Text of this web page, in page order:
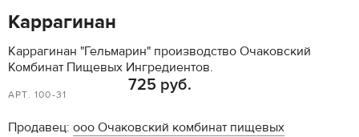
Каррагинан
Каррагинан "Гельмарин" производство Очаковский
Комбинат Пищевых Ингредиентов.
АРТ. 100-31 725 руб.
Продавец: ооо Очаковский комбинат пищевых